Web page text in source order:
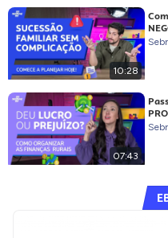
10:28
07:43